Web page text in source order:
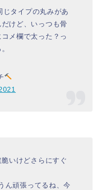
タイプの丸みがあ
けど、いっつも骨
メ欄で太った？っ
いけどさらにすぐ
ん頑張ってるね、今